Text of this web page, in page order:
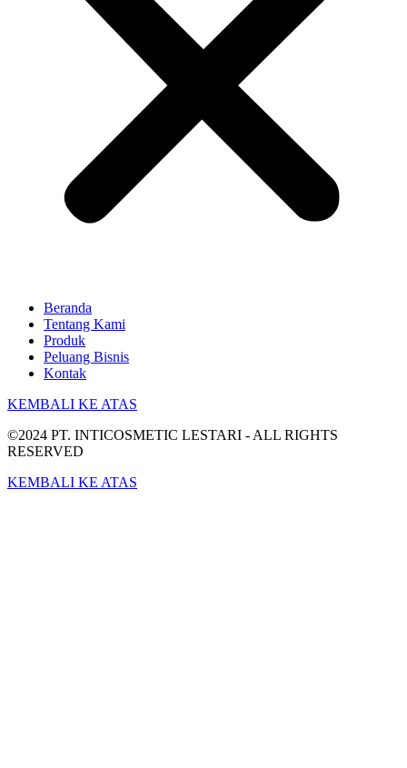
Beranda
Tentang Kami
Produk
Peluang Bisnis
Kontak
KEMBALI KE ATAS
©2024 PT. INTICOSMETIC LESTARI - ALL RIGHTS
RESERVED
KEMBALI KE ATAS